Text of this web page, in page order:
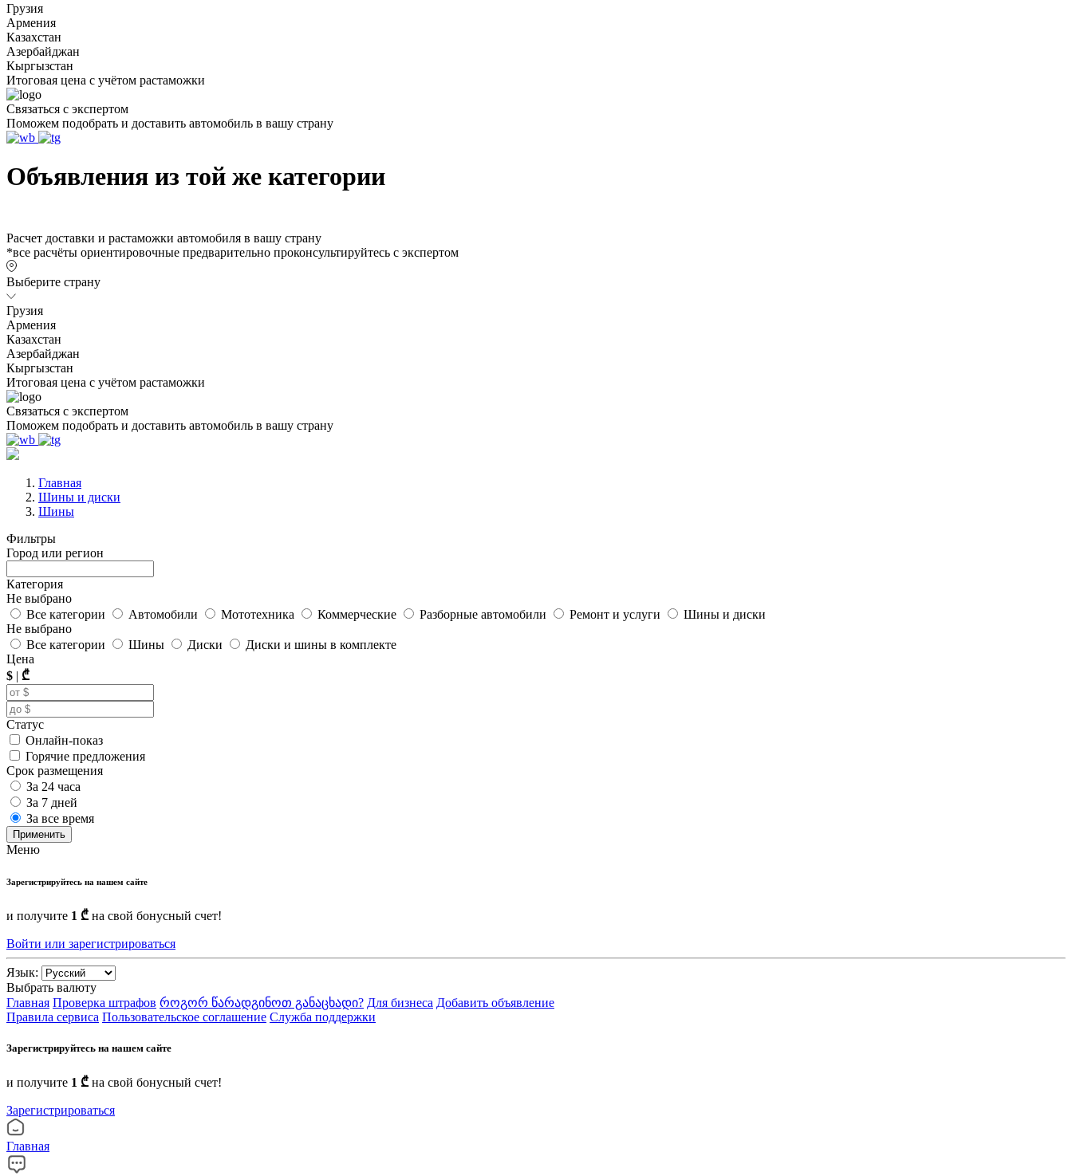
Грузия
Армения
Казахстан
Азербайджан
Кыргызстан
Итоговая цена с учётом растаможки
Связаться с экспертом
Поможем подобрать и доставить автомобиль в вашу страну
Объявления из той же категории
Расчет доставки и растаможки автомобиля в вашу страну
*все расчёты ориентировочные предварительно проконсультируйтесь с экспертом
Выберите страну
Грузия
Армения
Казахстан
Азербайджан
Кыргызстан
Итоговая цена с учётом растаможки
Связаться с экспертом
Поможем подобрать и доставить автомобиль в вашу страну
Главная
Шины и диски
Шины
Фильтры
Город или регион
Категория
Не выбрано
Все категории
Автомобили Мототехника Коммерческие Разборные автомобили Ремонт и услуги
Шины и диски
Не выбрано
Все категории
Шины Диски
Диски и шины в комплекте
Цена
$ | ₾
Статус
Онлайн-показ
Горячие предложения
Срок размещения
За 24 часа
За 7 дней
За все время
Применить
Меню
Зарегистрируйтесь на нашем сайте
и получите 1 ₾ на свой бонусный счет!
Войти или зарегистрироваться
Язык:
Выбрать валюту
Главная Проверка штрафов როგორ წარადგინოთ განაცხადი? Для бизнеса Добавить объявление
Правила сервиса Пользовательское соглашение Служба поддержки
Зарегистрируйтесь на нашем сайте
и получите 1 ₾ на свой бонусный счет!
Зарегистрироваться
Главная